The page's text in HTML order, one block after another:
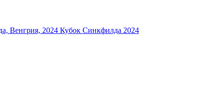
Венгрия, 2024 Кубок Синкфилда 2024